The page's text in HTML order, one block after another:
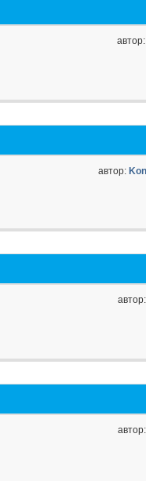
автор:
автор:
автор:
автор: